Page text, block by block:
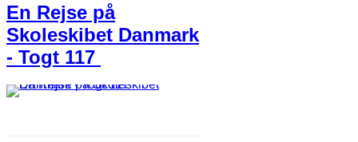
En Rejse på
Skoleskibet Danmark
- Togt 117